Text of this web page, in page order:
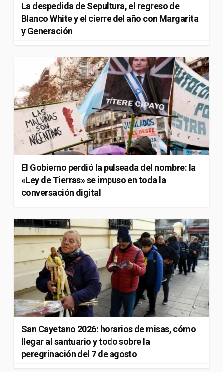
La despedida de Sepultura, el regreso de
Blanco White y el cierre del año con Margarita
y Generación
El Gobierno perdió la pulseada del nombre: la
«Ley de Tierras» se impuso en toda la
conversación digital
San Cayetano 2026: horarios de misas, cómo
llegar al santuario y todo sobre la
peregrinación del 7 de agosto